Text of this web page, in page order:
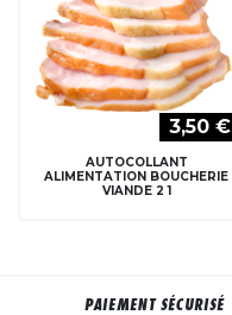
3,50 €
AUTOCOLLANT
ALIMENTATION BOUCHERIE
VIANDE 2 1
PAIEMENT SÉCURISÉ